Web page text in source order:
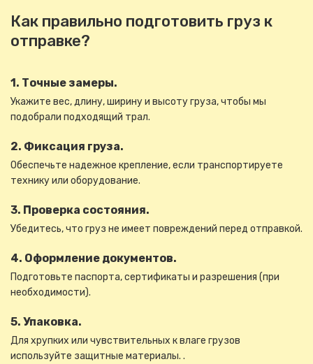
Как правильно подготовить груз к
отправке?
1. Точные замеры.
Укажите вес, длину, ширину и высоту груза, чтобы мы
подобрали подходящий трал.
2. Фиксация груза.
Обеспечьте надежное крепление, если транспортируете
технику или оборудование.
3. Проверка состояния.
Убедитесь, что груз не имеет повреждений перед отправкой.
4. Оформление документов.
Подготовьте паспорта, сертификаты и разрешения (при
необходимости).
5. Упаковка.
Для хрупких или чувствительных к влаге грузов
используйте защитные материалы. .